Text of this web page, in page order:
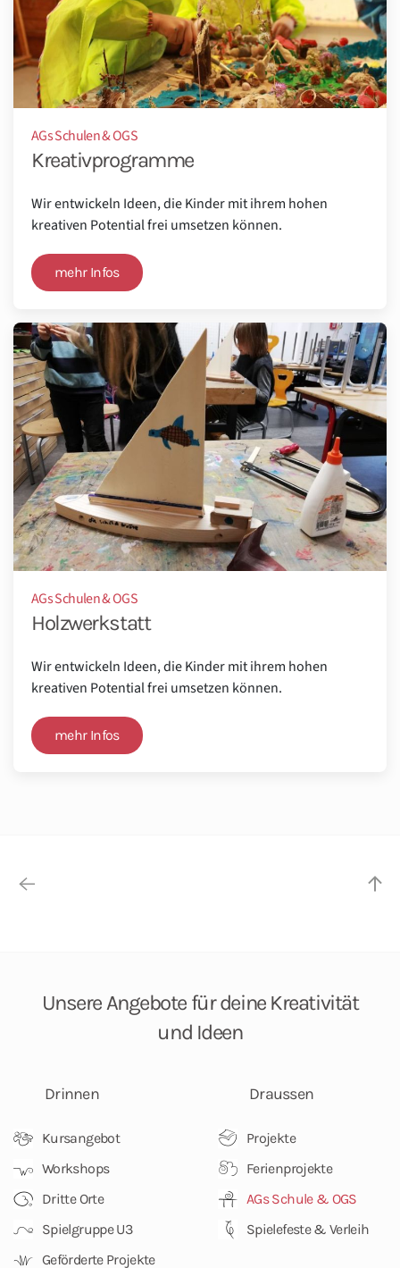
AGs Schulen & OGS
Kreativprogramme
Wir entwickeln Ideen, die Kinder mit ihrem hohen
kreativen Potential frei umsetzen können.
mehr Infos
AGs Schulen & OGS
Holzwerkstatt
Wir entwickeln Ideen, die Kinder mit ihrem hohen
kreativen Potential frei umsetzen können.
mehr Infos
Unsere Angebote für deine Kreativität
und Ideen
Drinnen
Kursangebot
Workshops
Dritte Orte
Spielgruppe U3
Geförderte Projekte
Draussen
Projekte
Ferienprojekte
AGs Schule & OGS
Spielefeste & Verleih